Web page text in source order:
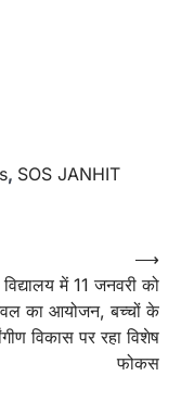
, SOS JANHIT
में 11 जनवरी को
का आयोजन, बच्चों के
विकास पर रहा विशेष
फोकस
⟶